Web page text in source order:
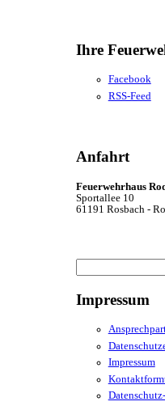
Ihre
Facebook
RSS-Feed
Anfahrt
Feuerwehrhaus
Sportallee 10
61191 Rosbach -
nach:
Impressum
Impressum